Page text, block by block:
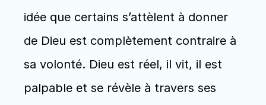
idée que certains s’attèlent à donner
de Dieu est complètement contraire à
sa volonté. Dieu est réel, il vit, il est
palpable et se révèle à travers ses